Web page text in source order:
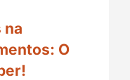
na
O